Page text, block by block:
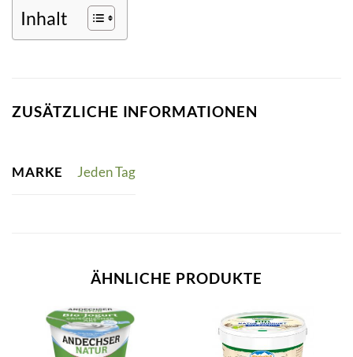
Inhalt
ZUSÄTZLICHE INFORMATIONEN
MARKE Jeden Tag
ÄHNLICHE PRODUKTE